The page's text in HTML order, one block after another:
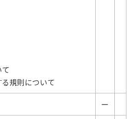
規則について
ー